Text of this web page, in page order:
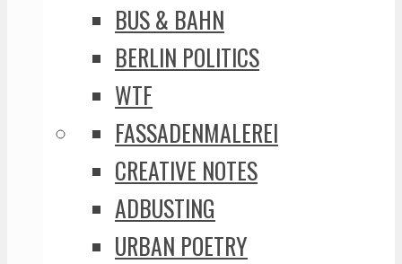
BUS & BAHN
BERLIN POLITICS
WTF
FASSADENMALEREI
CREATIVE NOTES
ADBUSTING
URBAN POETRY